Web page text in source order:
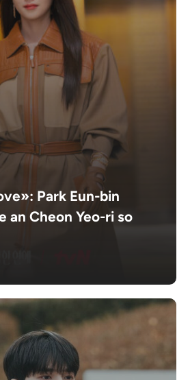
Park Eun-bin
an Cheon Yeo-ri so